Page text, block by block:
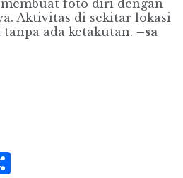
foto diri dengan
Aktivitas di sekitar lokasi
ada ketakutan. –sa